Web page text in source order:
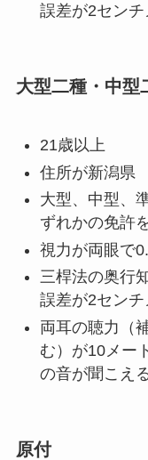
誤差が2セン
大型二種・中型
21歳以上
住所が新潟県
大型、中型、
ずれかの免許
視力が両眼で
三桿法の奥行
誤差が2セン
両耳の聴力（
む）が10メー
の音が聞こえ
原付